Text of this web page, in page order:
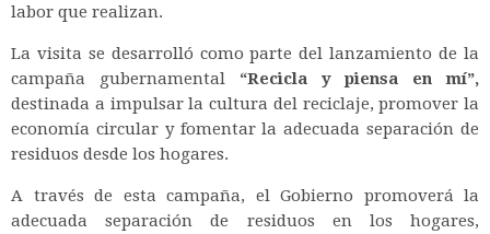
labor que realizan.
La visita se desarrolló como parte del lanzamiento de la
campaña gubernamental “Recicla y piensa en mí”,
destinada a impulsar la cultura del reciclaje, promover la
economía circular y fomentar la adecuada separación de
residuos desde los hogares.
A través de esta campaña, el Gobierno promoverá la
adecuada separación de residuos en los hogares,